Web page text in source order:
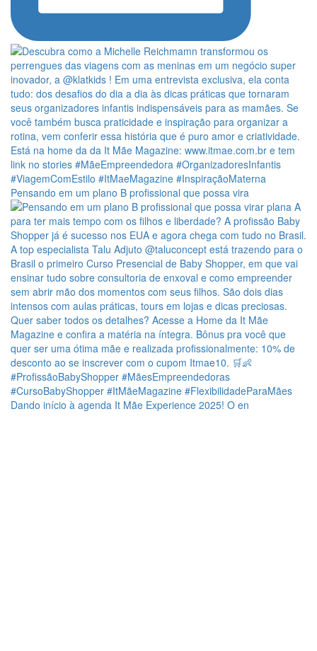
Pensando em um plano B profissional que possa vira
Dando início à agenda It Mãe Experience 2025! O en